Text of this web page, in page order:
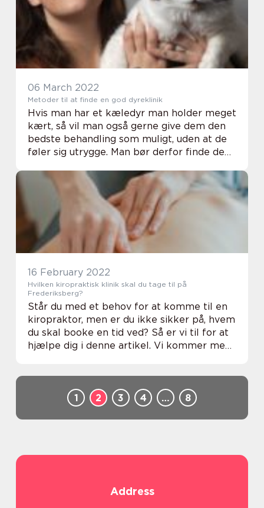
farver og ...
06 March 2022
Metoder til at finde en god dyreklinik
Hvis man har et kæledyr man holder meget
kært, så vil man også gerne give dem den
bedste behandling som muligt, uden at de
føler sig utrygge. Man bør derfor finde den
kan finde en dyreklinik på mange måder ...
16 February 2022
Hvilken kiropraktisk klinik skal du tage til på
Frederiksberg?
Står du med et behov for at komme til en
kiropraktor, men er du ikke sikker på, hvem
du skal booke en tid ved? Så er vi til for at
hjælpe dig i denne artikel. Vi kommer med
1 2 3 4 … 8
Address